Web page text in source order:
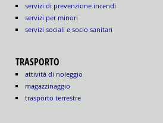
servizi di prevenzione incendi
servizi per minori
servizi sociali e socio sanitari
TRASPORTO
attività di noleggio
magazzinaggio
trasporto terrestre